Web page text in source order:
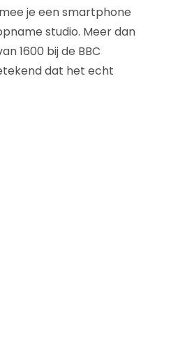
je een smartphone
studio. Meer dan
1600 bij de BBC
dat het echt